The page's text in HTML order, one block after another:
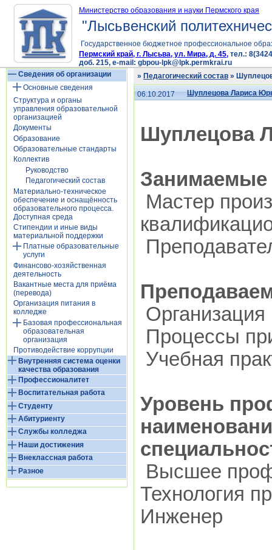
Министерство образования и науки Пермского края
"Лысьвенский
Государственное бюджетное профессиональное
Пермский край, г. Лысьва, ул. Мира, д. 45, тел.:
доб. 215, e-mail: gbpou-lpk@lpk.permkrai.ru
Сведения об организации
Основные сведения
Структура и органы
управления образовательной
организацией
Документы
Образование
Образовательные стандарты
Коллектив
Руководство
Педагогический состав
Материально-техническое
обеспечение и оснащённость
образовательного процесса.
Доступная среда
Стипендии и иные виды
материальной поддержки
Платные образовательные
услуги
Финансово-хозяйственная
деятельность
Вакантные места для приёма
(перевода)
Организация питания в
колледже
Базовая профессиональная
образовательная
организация
Противодействие коррупции
Внутренняя система оценки
качества образования
Профессионалитет
Воспитательная работа
Студенту
Абитуриенту
Службы колледжа
Наши достижения
Внеклассная работа
Разное
» Педагогический состав »
06.10.2017 Шуплецова Лариса
Шуплецова
Занимаемые
Мастер
Организация
Процессы
Учебная
Уровень
Высшее
Технология
Инженер